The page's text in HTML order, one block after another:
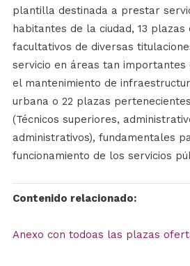
plantilla destinada a prestar
habitantes de la ciudad, 13 plazas
facultativos de diversas
servicio en áreas tan importantes
el mantenimiento de
urbana o 22 plazas
(Técnicos superiores,
administrativos), fundamentales
funcionamiento de los servicios
Contenido relacionado:
Anexo con todoas las plazas